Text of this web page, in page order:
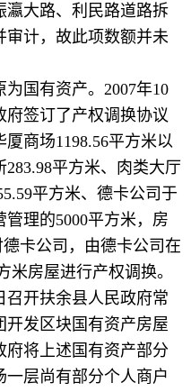
瀛大路、利民路道路拆
计，故此项数额并未
国有资产。2007年10
府签订了产权调换协议
商场1198.56平方米以
平方米、肉类大厅
平方米、德卡公司于
理的5000平方米，房
卡公司，由德卡公司在
米房屋进行产权调换。
召开扶余县人民政府常
开发区块国有资产房屋
府将上述国有资产部分
层尚有部分个人商户